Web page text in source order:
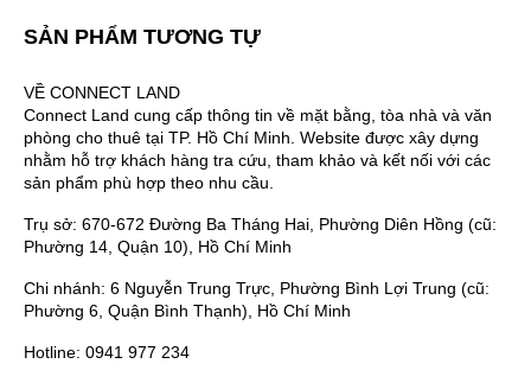
SẢN PHẨM TƯƠNG TỰ
VỀ CONNECT LAND
Connect Land cung cấp thông tin về mặt bằng, tòa nhà và văn
phòng cho thuê tại TP. Hồ Chí Minh. Website được xây dựng
nhằm hỗ trợ khách hàng tra cứu, tham khảo và kết nối với các
sản phẩm phù hợp theo nhu cầu.
Trụ sở: 670-672 Đường Ba Tháng Hai, Phường Diên Hồng (cũ:
Phường 14, Quận 10), Hồ Chí Minh
Chi nhánh: 6 Nguyễn Trung Trực, Phường Bình Lợi Trung (cũ:
Phường 6, Quận Bình Thạnh), Hồ Chí Minh
Hotline: 0941 977 234